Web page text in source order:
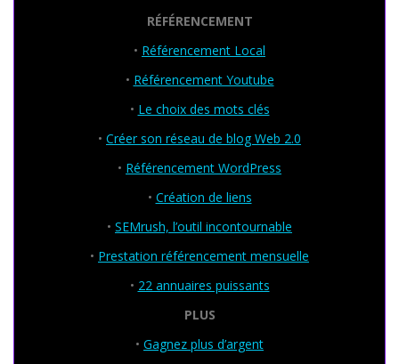
RÉFÉRENCEMENT
• Référencement Local
• Référencement Youtube
• Le choix des mots clés
• Créer son réseau de blog Web 2.0
• Référencement WordPress
• Création de liens
• SEMrush, l’outil incontournable
• Prestation référencement mensuelle
• 22 annuaires puissants
PLUS
• Gagnez plus d’argent